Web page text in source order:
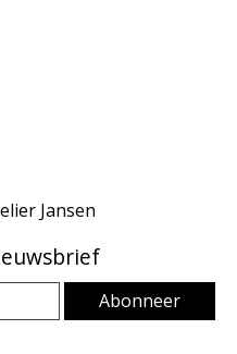
Jansen
Abonneer